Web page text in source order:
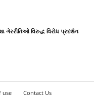
ગેરરીતિઓ વિરુદ્ધ વિરોધ પ્રદર્શન
use
Contact Us